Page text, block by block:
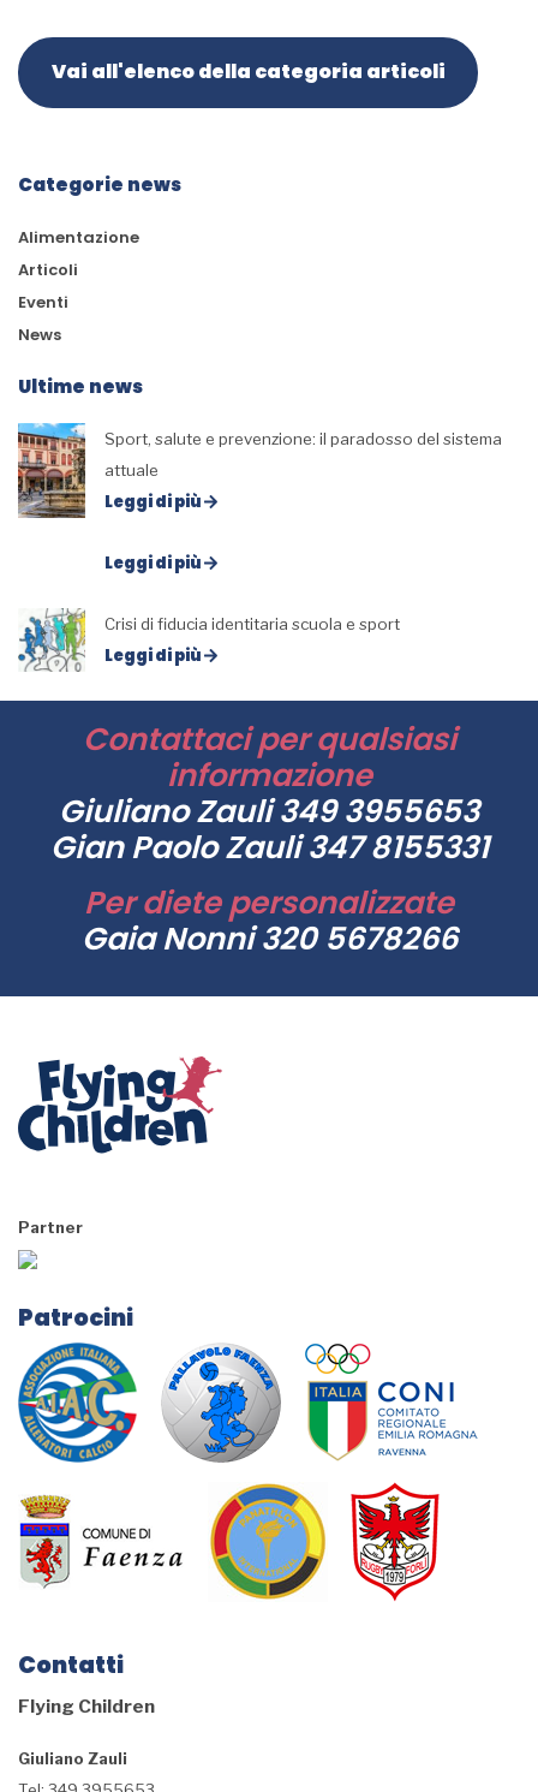
Vai all'elenco della categoria articoli
Categorie news
Alimentazione
Articoli
Eventi
News
Ultime news
Sport, salute e prevenzione: il paradosso del sistema
attuale
Leggi di più
Leggi di più
Crisi di fiducia identitaria scuola e sport
Leggi di più
Contattaci per qualsiasi
informazione
Giuliano Zauli 349 3955653
Gian Paolo Zauli 347 8155331
Per diete personalizzate
Gaia Nonni 320 5678266
Partner
Contatti
Flying Children
Giuliano Zauli
Patrocini